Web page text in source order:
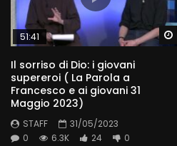
Watch Later
51:41
Il sorriso di Dio: i giovani
supereroi ( La Parola a
Francesco e ai giovani 31
Maggio 2023)
STAFF
31/05/2023
0
6.3K 24 0